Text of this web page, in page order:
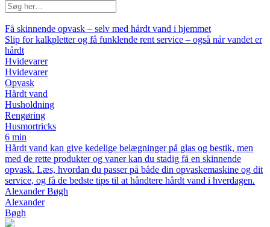
Få skinnende opvask – selv med hårdt vand i hjemmet
Slip for kalkpletter og få funklende rent service – også når vandet er
hårdt
Hvidevarer
Hvidevarer
Opvask
Hårdt vand
Husholdning
Rengøring
Husmortricks
6 min
Hårdt vand kan give kedelige belægninger på glas og bestik, men
med de rette produkter og vaner kan du stadig få en skinnende
opvask. Læs, hvordan du passer på både din opvaskemaskine og dit
service, og få de bedste tips til at håndtere hårdt vand i hverdagen.
Alexander Bøgh
Alexander
Bøgh